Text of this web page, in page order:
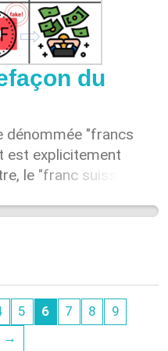
du
dénommée "francs
est explicitement
le "franc suisse" doit
supervisés de
même
cela ne
étape distincte,
populaire ou un autre
risque de
5 6 7 8
9
→